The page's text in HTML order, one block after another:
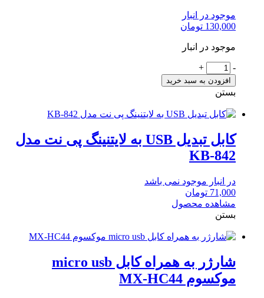
موجود در انبار
130,000 تومان
موجود در انبار
کابل
USB
به
لایتنینگ
پی
مدل
PI.100
عدد
-
+
افزودن به سبد خرید
بستن
کابل تبدیل USB به لایتنینگ پی نت مدل
KB-842
در انبار موجود نمی باشد
71,000 تومان
مشاهده محصول
بستن
شارژر به همراه کابل micro usb
موکسوم MX-HC44